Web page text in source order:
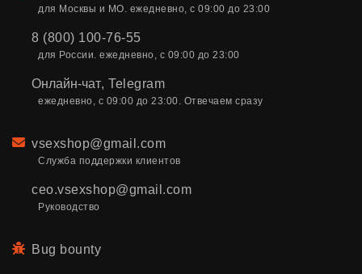
для Москвы и МО. ежедневно, с 09:00 до 23:00
8 (800) 100-76-55
для России. ежедневно, с 09:00 до 23:00
Онлайн-чат, Telegram
ежедневно, с 09:00 до 23:00. Отвечаем сразу
Email
vsexshop@gmail.com
Служба поддержки клиентов
ceo.vsexshop@gmail.com
Руководство
Bug bounty